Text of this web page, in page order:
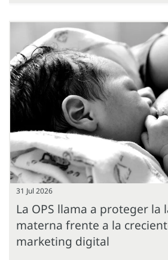
31 Jul 2026
La OPS llama a proteger la
materna frente a la
marketing digital